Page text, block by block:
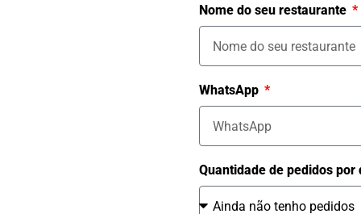
Nome do seu restaurante
WhatsApp
Quantidade de pedidos